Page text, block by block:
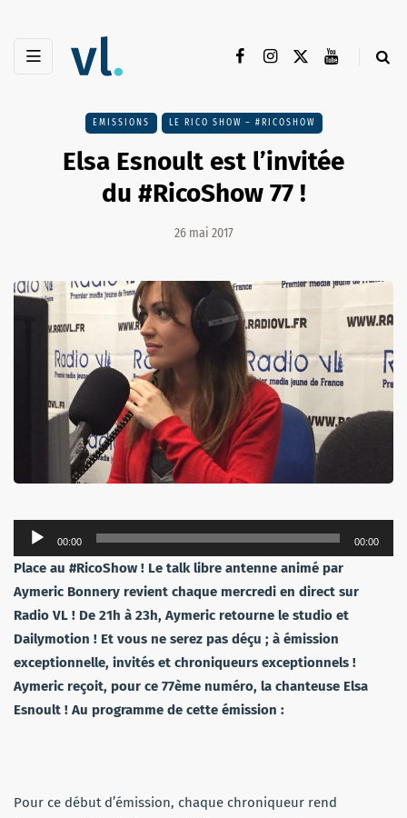
EMISSIONS LE RICO SHOW – #RICOSHOW
Elsa Esnoult est l’invitée
du #RicoShow 77 !
26 mai 2017
Lecteur
audio
00:00 00:00
Place au #RicoShow ! Le talk libre antenne animé par
Aymeric Bonnery revient chaque mercredi en direct sur
Radio VL ! De 21h à 23h, Aymeric retourne le studio et
Dailymotion ! Et vous ne serez pas déçu ; à émission
exceptionnelle, invités et chroniqueurs exceptionnels !
Aymeric reçoit, pour ce 77ème numéro, la chanteuse Elsa
Esnoult ! Au programme de cette émission :
Pour ce début d’émission, chaque chroniqueur rend